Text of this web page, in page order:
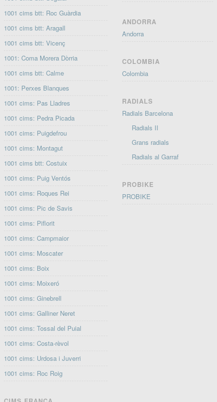
1001 cims btt: Roc Guàrdia
1001 cims btt: Aragall
1001 cims btt: Vicenç
1001: Coma Morera Dòrria
1001 cims btt: Calme
1001: Perxes Blanques
1001 cims: Pas Lladres
1001 cims: Pedra Picada
1001 cims: Puigdefrou
1001 cims: Montagut
1001 cims btt: Costuix
1001 cims: Puig Ventós
1001 cims: Roques Rei
1001 cims: Pic de Savis
1001 cims: Piflorit
1001 cims: Campmaior
1001 cims: Moscater
1001 cims: Boix
1001 cims: Moixeró
1001 cims: Ginebrell
1001 cims: Galliner Neret
1001 cims: Tossal del Puial
1001 cims: Costa-rèvol
1001 cims: Urdosa i Juverri
1001 cims: Roc Roig
ANDORRA
Andorra
COLOMBIA
Colombia
RADIALS
Radials Barcelona
Radials II
Grans radials
Radials al Garraf
PROBIKE
PROBIKE